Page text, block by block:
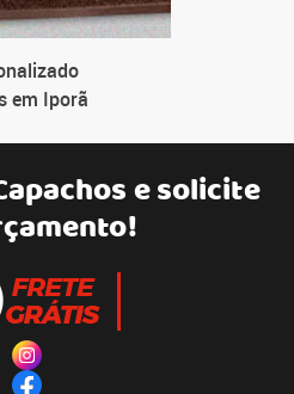
em Iporã
e solicite